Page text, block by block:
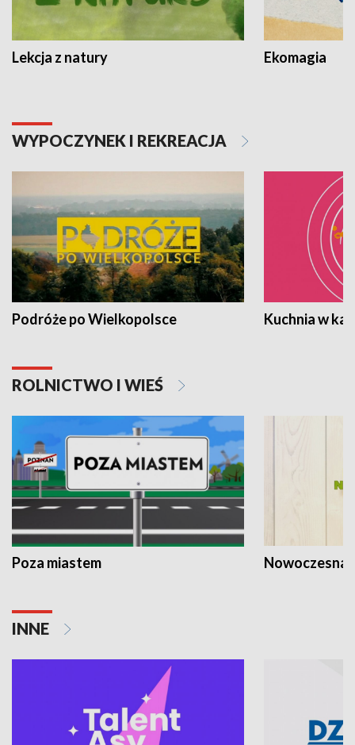
Lekcja z natury Ekomagia
WYPOCZYNEK I REKREACJA
Podróże po Wielkopolsce Kuchnia w
ROLNICTWO I WIEŚ
Poza miastem Nowoczesna
INNE